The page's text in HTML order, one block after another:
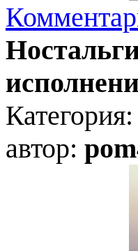
Категория:
автор: